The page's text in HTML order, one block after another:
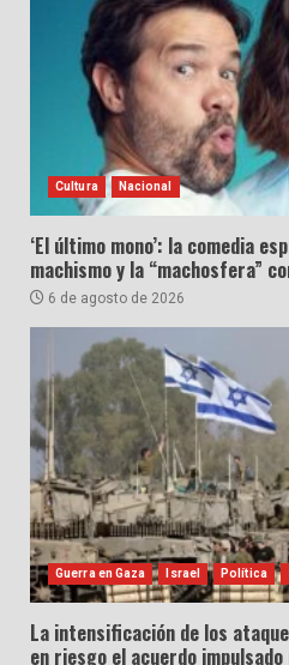
Cultura Nacional
‘El último mono’: la comedia
machismo y la “machosfera”
6 de agosto de 2026
Guerra en Gaza Israel Política
La intensificación de los
en riesgo el acuerdo